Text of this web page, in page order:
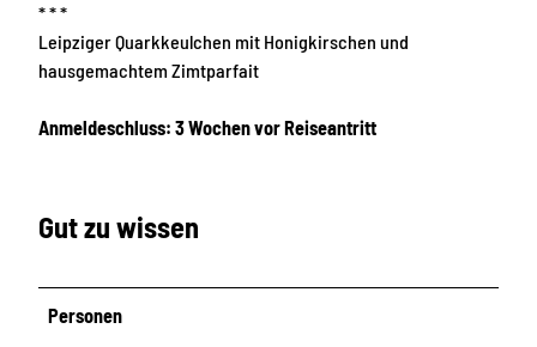
* * *
Leipziger Quarkkeulchen mit Honigkirschen und
hausgemachtem Zimtparfait
Anmeldeschluss: 3 Wochen vor Reiseantritt
Gut zu wissen
Personen